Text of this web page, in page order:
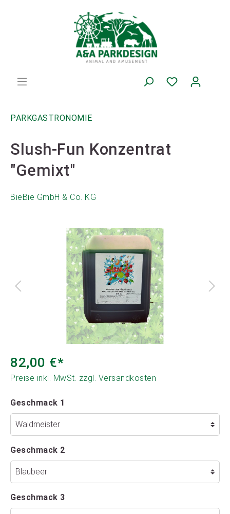
PARKGASTRONOMIE
Slush-Fun Konzentrat
"Gemixt"
BieBie GmbH & Co. KG
82,00 €*
Preise inkl. MwSt. zzgl. Versandkosten
Geschmack 1
Geschmack 2
Geschmack 3